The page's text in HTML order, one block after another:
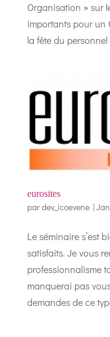
Organisation » sur
importants pour un
la fête du
eurosites
pardev_icoevene|
Le séminaire s’est
satisfaits. Je vous
professionnalisme
manquerai pas
demandes de ce